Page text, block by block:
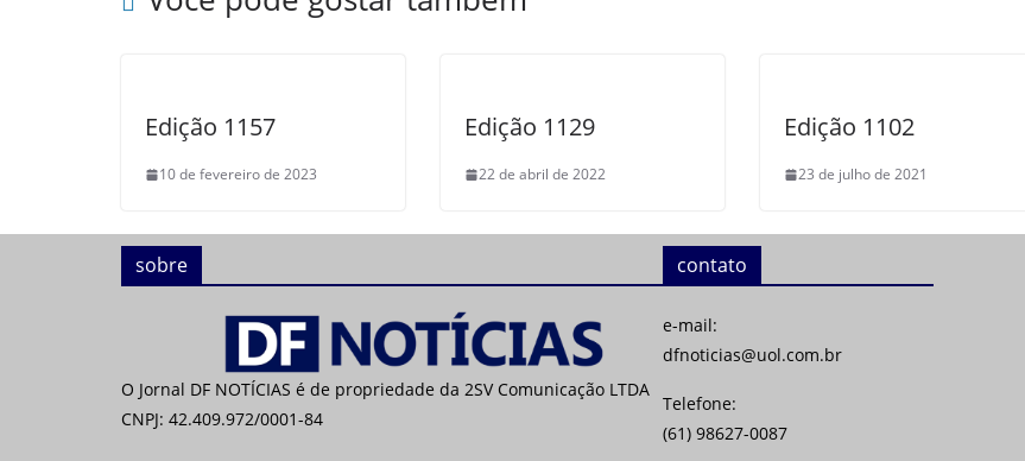
Edição 1157
10 de fevereiro de 2023
Edição 1129
22 de abril de 2022
Edição 1102
23 de julho de 2021
sobre
O Jornal DF NOTÍCIAS é de propriedade da 2SV Comunicação LTDA
CNPJ: 42.409.972/0001-84
contato
e-mail:
dfnoticias@uol.com.br
Telefone:
(61) 98627-0087